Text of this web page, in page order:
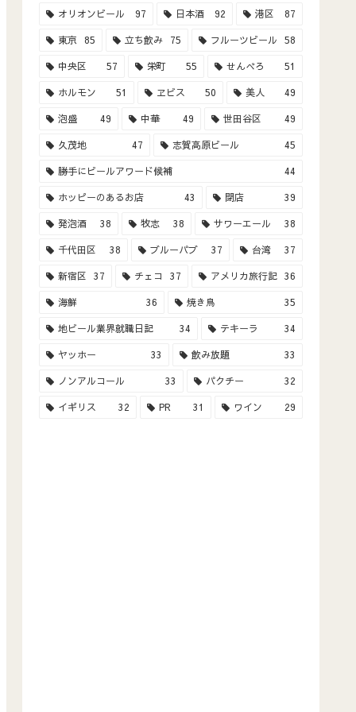
オリオンビール 97 日本酒 92 港区 87
東京 85 立ち飲み 75 フルーツビール 58
中央区 57 栄町 55 せんべろ 51
ホルモン 51 ヱビス 50 美人 49
泡盛 49 中華 49 世田谷区 49
久茂地 47 志賀高原ビール 45
勝手にビールアワード候補 44
ホッピーのあるお店 43 閉店 39
発泡酒 38 牧志 38 サワーエール 38
千代田区 38 ブルーパブ 37 台湾 37
新宿区 37 チェコ 37 アメリカ旅行記 36
海鮮 36 焼き鳥 35
地ビール業界就職日記 34 テキーラ 34
ヤッホー 33 飲み放題 33
ノンアルコール 33 パクチー 32
イギリス 32 PR 31 ワイン 29